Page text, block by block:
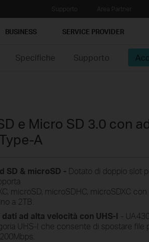
BUSINESS SERVICE PROVIDER
Specifiche Supporto
e Micro SD 3.0 con
A
SD & microSD - Dotato di doppio slot
microSD, microSDHC, microSDXC con
a 2TB.
ad alta velocità con UHS-I -
UHS-I che consente di spostare file